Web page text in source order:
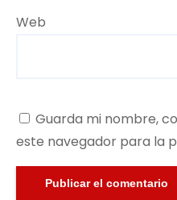
Web
Guarda mi nombre,
este navegador para la